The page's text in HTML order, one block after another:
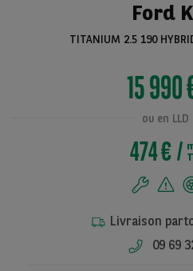
Ford
TITANIUM 2.5 190
15 990
ou en
474 €
Livraison
09 69